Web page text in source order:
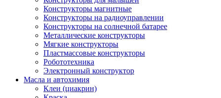
Конструкторы магнитные
Конструкторы на радиоуправлении
Конструкторы на солнечной батарее
Металлические конструкторы
Мягкие конструкторы
Пластмассовые конструкторы
Робототехника
Электронный конструктор
Масла и автохимия
Клеи (циакрин)